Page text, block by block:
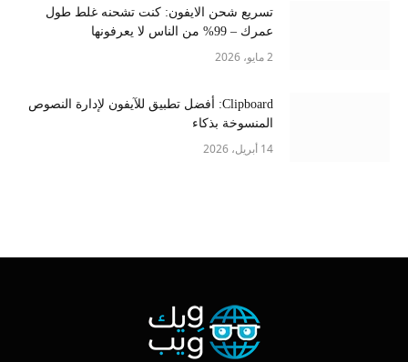
تسريع شحن الايفون: كنت تشحنه غلط طول
عمرك – 99% من الناس لا يعرفونها
2 مايو، 2026
Clipboard: أفضل تطبيق للآيفون لإدارة النصوص
المنسوخة بذكاء
14 أبريل، 2026